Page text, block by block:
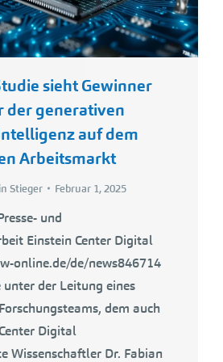
sieht Gewinner
der generativen
auf dem
Arbeitsmarkt
Stieger Februar 1, 2025
und
Einstein Center Digital
online.de/de/news846714
unter der Leitung eines
dem auch
Digital
Wissenschaftler Dr. Fabian